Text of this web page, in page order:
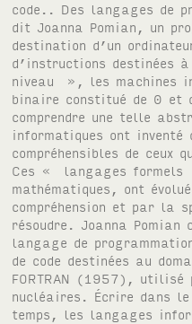
code.. Des langages de
dit Joanna Pomian, un
destination d’un
d’instructions destinées
niveau », les machines
binaire constitué de 0 et
comprendre une telle
informatiques ont
compréhensibles de
Ces « langages formels
mathématiques, ont
compréhension et par la
résoudre. Joanna
langage de
de code destinées au
FORTRAN (1957),
nucléaires. Écrire dans le
temps, les langages